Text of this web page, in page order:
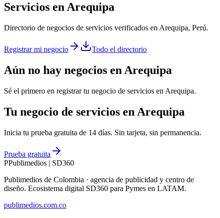
Servicios enArequipa
Directorio de negocios de servicios verificados en Arequipa, Perú.
Registrar mi negocio Todo el directorio
Aún no hay negocios en Arequipa
Sé el primero en registrar tu negocio de servicios en Arequipa.
Tu negocio de servicios en Arequipa
Inicia tu prueba gratuita de 14 días. Sin tarjeta, sin permanencia.
Prueba gratuita
PPublimedios | SD360
Publimedios de Colombia · agencia de publicidad y centro de
diseño. Ecosistema digital SD360 para Pymes en LATAM.
publimedios.com.co